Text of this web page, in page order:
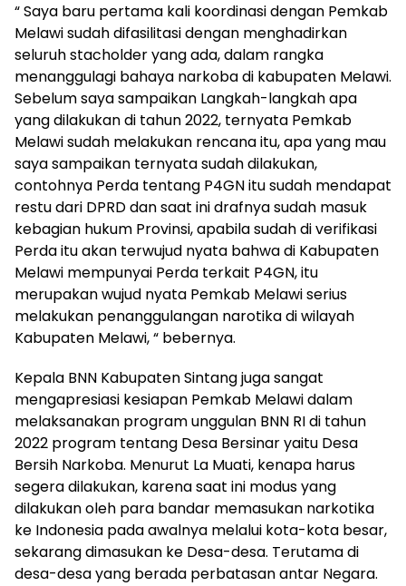
“ Saya baru pertama kali koordinasi dengan Pemkab
Melawi sudah difasilitasi dengan menghadirkan
seluruh stacholder yang ada, dalam rangka
menanggulagi bahaya narkoba di kabupaten Melawi.
Sebelum saya sampaikan Langkah-langkah apa
yang dilakukan di tahun 2022, ternyata Pemkab
Melawi sudah melakukan rencana itu, apa yang mau
saya sampaikan ternyata sudah dilakukan,
contohnya Perda tentang P4GN itu sudah mendapat
restu dari DPRD dan saat ini drafnya sudah masuk
kebagian hukum Provinsi, apabila sudah di verifikasi
Perda itu akan terwujud nyata bahwa di Kabupaten
Melawi mempunyai Perda terkait P4GN, itu
merupakan wujud nyata Pemkab Melawi serius
melakukan penanggulangan narotika di wilayah
Kabupaten Melawi, “ bebernya.
Kepala BNN Kabupaten Sintang juga sangat
mengapresiasi kesiapan Pemkab Melawi dalam
melaksanakan program unggulan BNN RI di tahun
2022 program tentang Desa Bersinar yaitu Desa
Bersih Narkoba. Menurut La Muati, kenapa harus
segera dilakukan, karena saat ini modus yang
dilakukan oleh para bandar memasukan narkotika
ke Indonesia pada awalnya melalui kota-kota besar,
sekarang dimasukan ke Desa-desa. Terutama di
desa-desa yang berada perbatasan antar Negara.